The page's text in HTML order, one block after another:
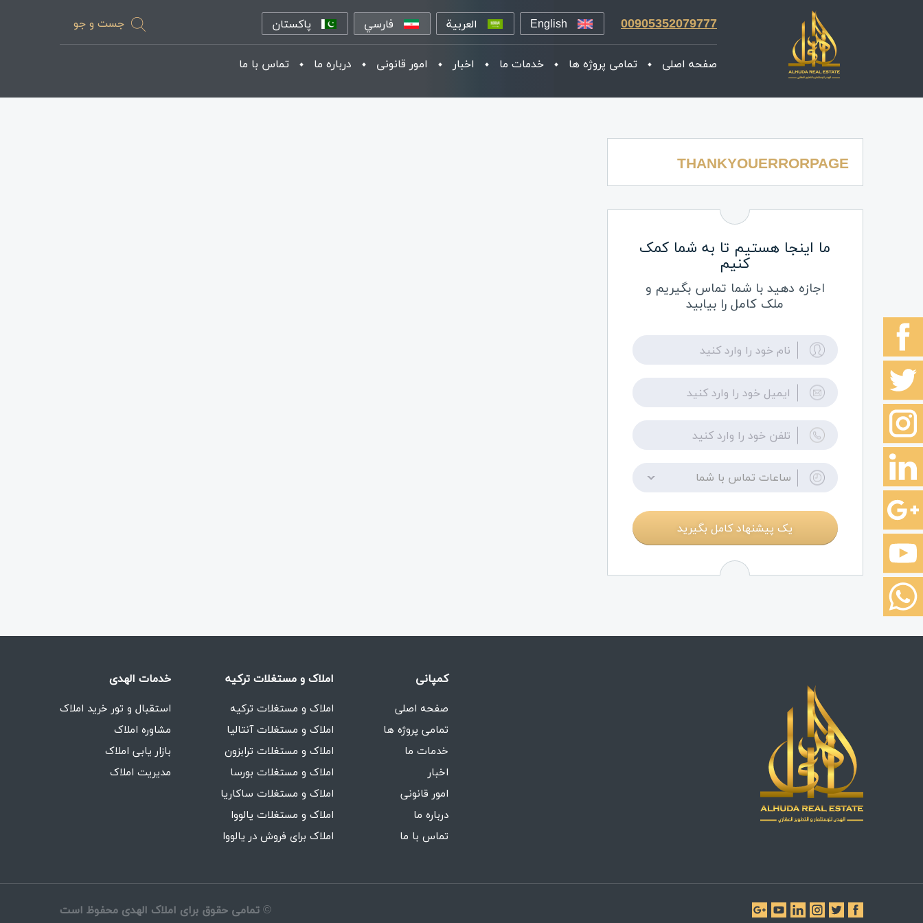
00905352079777
English العربية فارسي پاکستان جست و جو
صفحه اصلی تمامی پروژه ها خدمات ما اخبار امور قانونی درباره ما تماس با ما
THANKYOUERRORPAGE
ما اینجا هستیم تا به شما کمک
کنیم
اجازه دهید با شما تماس بگیریم و
ملک کامل را بیابید
ساعات تماس با شما
یک پیشنهاد کامل بگیرید
کمپانی
صفحه اصلی
تمامی پروژه ها
خدمات ما
اخبار
امور قانونی
درباره ما
تماس با ما
املاک و مستغلات ترکیه
املاک و مستغلات ترکیه
املاک و مستغلات آنتالیا
املاک و مستغلات ترابزون
املاک و مستغلات بورسا
املاک و مستغلات ساکاریا
املاک و مستغلات یالووا
املاک برای فروش در یالووا
خدمات الهدی
استقبال و تور خرید املاک
مشاوره املاک
بازار یابی املاک
مدیریت املاک
©تمامی حقوق برای املاک الهدی محفوظ است